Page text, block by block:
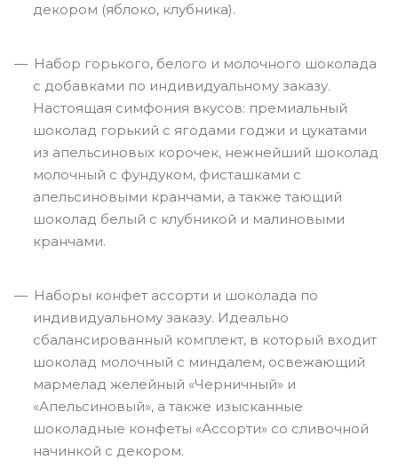
декором (яблоко, клубника).
Набор горького, белого и молочного шоколада
с добавками по индивидуальному заказу.
Настоящая симфония вкусов: премиальный
шоколад горький с ягодами годжи и цукатами
из апельсиновых корочек, нежнейший шоколад
молочный с фундуком, фисташками с
апельсиновыми кранчами, а также тающий
шоколад белый с клубникой и малиновыми
кранчами.
Наборы конфет ассорти и шоколада по
индивидуальному заказу. Идеально
сбалансированный комплект, в который входит
шоколад молочный с миндалем, освежающий
мармелад желейный «Черничный» и
«Апельсиновый», а также изысканные
шоколадные конфеты «Ассорти» со сливочной
начинкой с декором.